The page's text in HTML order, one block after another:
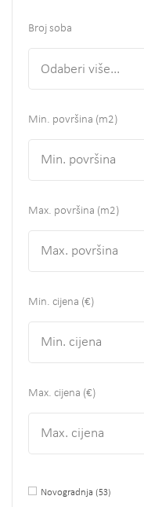
Broj soba
Odaberi više...
Min. površina (m2)
Max. površina (m2)
Min. cijena (€)
Max. cijena (€)
Novogradnja (53)